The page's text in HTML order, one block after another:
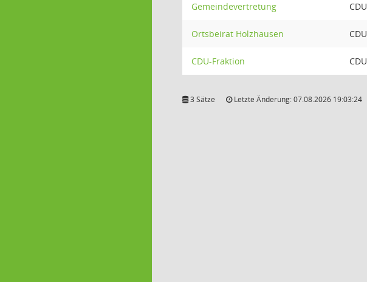
Gemeindevertretung CDU
Ortsbeirat Holzhausen CDU
CDU-Fraktion CDU
3 Sätze Letzte Änderung: 07.08.2026 19:03:24